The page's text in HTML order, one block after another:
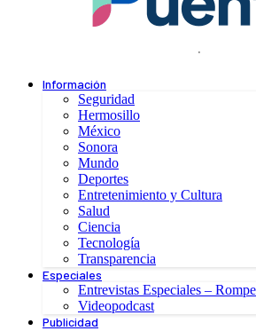
.
Información
Seguridad
Hermosillo
México
Sonora
Mundo
Deportes
Entretenimiento y Cultura
Salud
Ciencia
Tecnología
Transparencia
Especiales
Entrevistas Especiales –
Videopodcast
Publicidad